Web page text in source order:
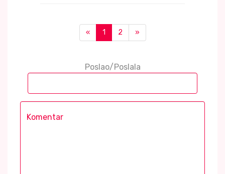
« 1 2 »
Poslao/Poslala